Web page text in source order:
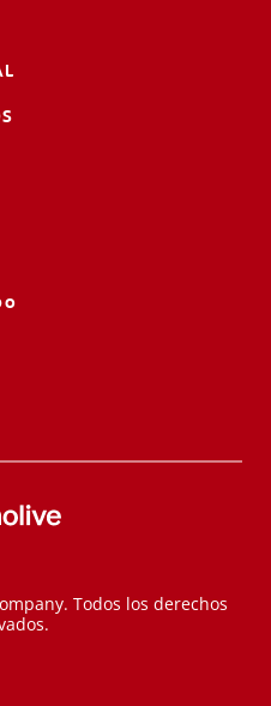
Todos los derechos